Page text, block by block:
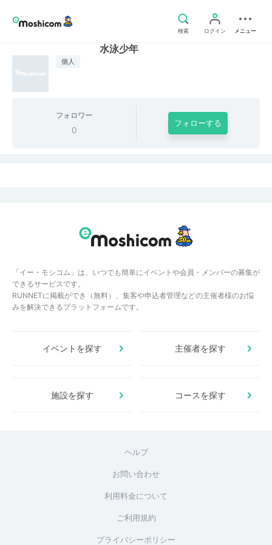
検索 ログイン メニュー
個人
水泳少年
フォロワー
0
フォローする
「イー・モシコム」は、いつでも簡単にイベントや会員・メンバーの募集が
できるサービスです。
RUNNETに掲載ができ（無料）、集客や申込者管理などの主催者様のお悩
みを解決できるプラットフォームです。
イベントを探す 主催者を探す
施設を探す コースを探す
ヘルプ
お問い合わせ
利用料金について
ご利用規約
プライバシーポリシー